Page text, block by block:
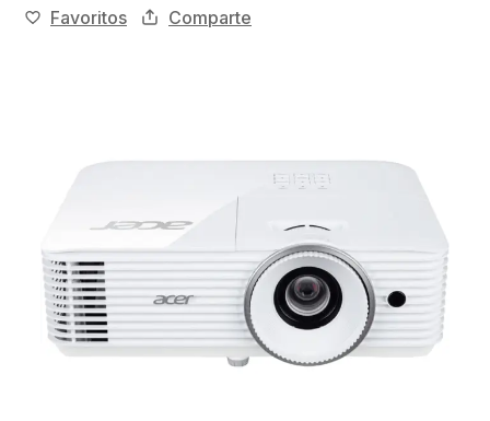
Favoritos Comparte